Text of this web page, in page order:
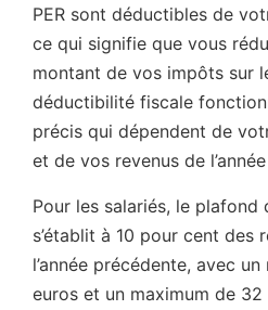
PER sont déductibles de
ce qui signifie que vous
montant de vos impôts sur
déductibilité fiscale
précis qui dépendent de
et de vos revenus de
Pour les salariés, le
s’établit à 10 pour cent des
l’année précédente, avec
euros et un maximum de